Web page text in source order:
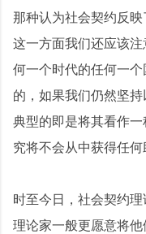
那种认为社会契约反
这一方面我们还应该
何一个时代的任何一
的，如果我们仍然坚
典型的即是将其看作
究将不会从中获得任何
时至今日，社会契约
理论家一般更愿意将